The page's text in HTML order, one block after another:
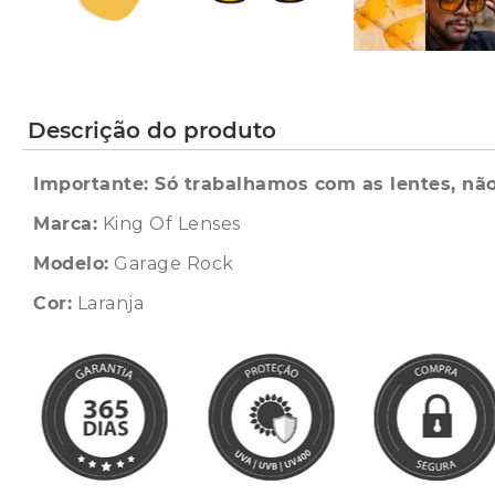
Descrição do produto
Importante: Só trabalhamos com as lentes,
Marca: King Of Lenses
Modelo: Garage Rock
Cor: Laranja